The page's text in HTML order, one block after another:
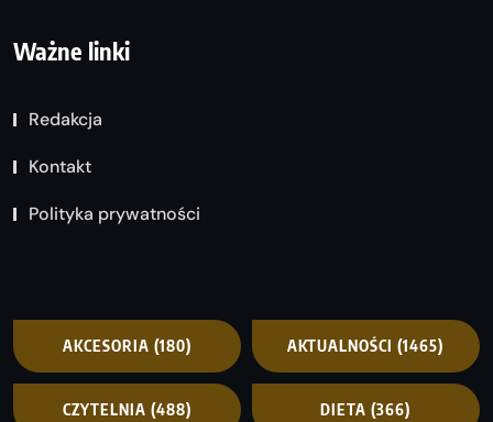
Ważne linki
Redakcja
Kontakt
Polityka prywatności
AKCESORIA (180) AKTUALNOŚCI (1465)
CZYTELNIA (488) DIETA (366)